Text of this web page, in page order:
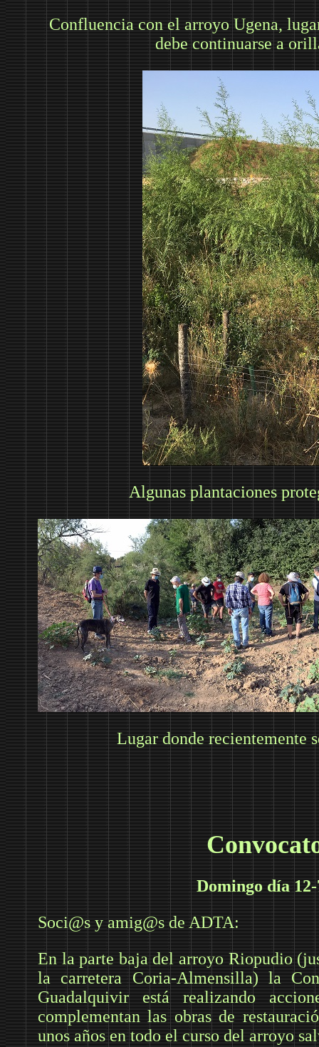
Confluencia con el arroyo Ugena,
debe continuarse a
Algunas plantaciones
Lugar donde recientemente
Domingo día 12-
Soci@s y amig@s de ADTA:
En la parte baja del arroyo Riopudio
la carretera Coria-Almensilla) la
Guadalquivir está realizando
complementan las obras de
unos años en todo el curso del arroyo